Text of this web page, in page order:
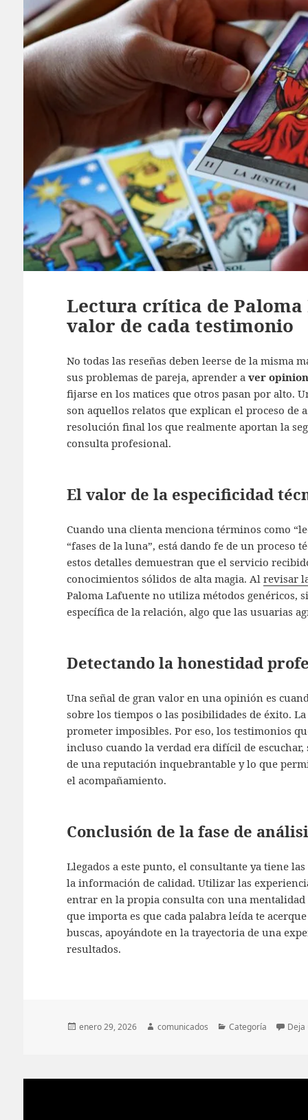
Lectura crítica de
valor de cada testimonio
No todas las reseñas deben leerse de la misma
sus problemas de pareja, aprender a ver
fijarse en los matices que otros pasan por alto.
son aquellos relatos que explican el proceso de
resolución final los que realmente aportan la
consulta profesional.
El valor de la especificidad
Cuando una clienta menciona términos como
“fases de la luna”, está dando fe de un proceso
estos detalles demuestran que el servicio
conocimientos sólidos de alta magia. Al revisar
Paloma Lafuente no utiliza métodos genéricos,
específica de la relación, algo que las usuarias
Detectando la honestidad
Una señal de gran valor en una opinión es
sobre los tiempos o las posibilidades de éxito.
prometer imposibles. Por eso, los testimonios
incluso cuando la verdad era difícil de escuchar,
de una reputación inquebrantable y lo que
el acompañamiento.
Conclusión de la fase de
Llegados a este punto, el consultante ya tiene
la información de calidad. Utilizar las
entrar en la propia consulta con una
que importa es que cada palabra leída te
buscas, apoyándote en la trayectoria de una
resultados.
Publicado
enero 29, 2026 Autor
comunicados Categorías
Categoría Deja